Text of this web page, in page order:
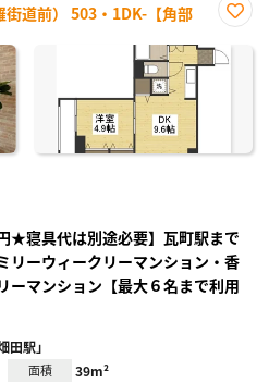
道前） 503・1DK-【角部
に入
り登
★寝具代は別途必要】瓦町駅まで
リーウィークリーマンション・香
ーマンション【最大６名まで利用
田駅」
面積 39m²